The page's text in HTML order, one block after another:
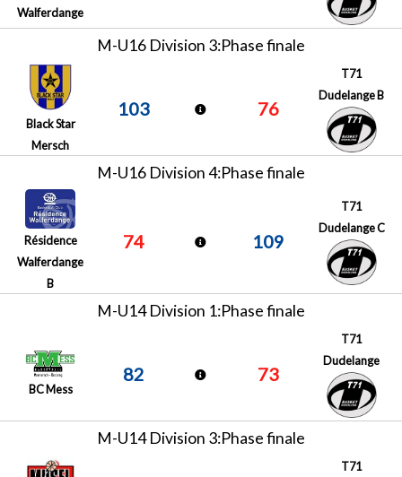
Walferdange
M-U16 Division 3:Phase finale
Black Star
Mersch
103 76
T71
Dudelange B
M-U16 Division 4:Phase finale
Résidence
Walferdange
B
74 109
T71
Dudelange C
M-U14 Division 1:Phase finale
BC Mess
82 73
T71
Dudelange
M-U14 Division 3:Phase finale
T71